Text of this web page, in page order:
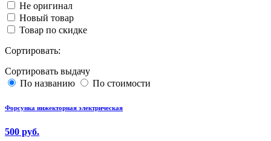
Не оригинал
Новый товар
Товар по скидке
Сортировать:
Сортировать выдачу
По названию
По стоимости
Форсунка инжекторная электрическая
500 руб.